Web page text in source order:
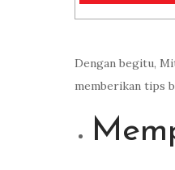
Dengan begitu,
memberikan tips